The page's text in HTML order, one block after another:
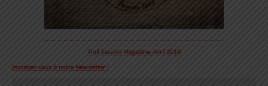
Trail Session Magazine, Avril 2018
Inscrivez-vous à notre Newsletter !